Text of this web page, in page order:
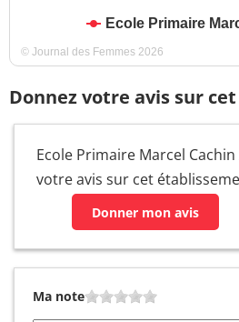
Ecole Primaire
© Journal des Femmes 2026
Donnez votre avis sur
Ecole Primaire Marcel Cachin
votre avis sur cet
Donner mon avis
Ma note